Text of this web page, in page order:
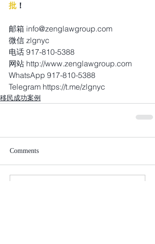
批 ！
邮箱 info@zenglawgroup.com
微信 zlgnyc
电话 917-810-5388
网站 http://www.zenglawgroup.com
WhatsApp 917-810-5388
Telegram https://t.me/zlgnyc
移民成功案例
Comments